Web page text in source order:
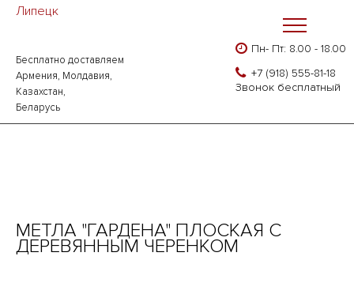
Липецк
Бесплатно доставляем
Армения, Молдавия,
Казахстан,
Беларусь
Пн- Пт: 8.00 - 18.00
+7 (918) 555-81-18
Звонок бесплатный
Каталог
Метла "Гардена" плоская с деревянным черенком
МЕТЛА "ГАРДЕНА" ПЛОСКАЯ С
ДЕРЕВЯННЫМ ЧЕРЕНКОМ